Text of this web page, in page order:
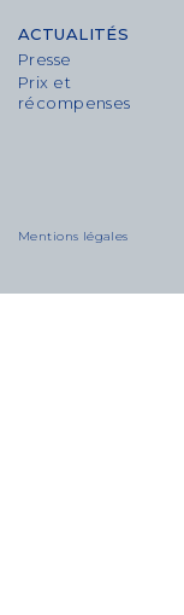
ACTUALITÉS
Presse
Prix et
récompenses
Mentions légales